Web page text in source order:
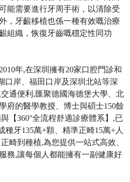
能需要進行牙周手術，以清除受
，牙齦移植也係一種有效嘅治療
組織，恢復牙齒嘅穩定性同功
2010年,在深圳擁有20家口腔門診和
口岸、福田口岸及深圳北站等深
通便利,匯聚德國海德堡大學、北
府的醫學教授、博士與碩士150餘
【360°全流程舒適診療體系】,已
種牙135萬+顆、精準正畸15萬+人
畸到種植,為您提供一站式高效、
務,讓每個人都能擁有一副健康好